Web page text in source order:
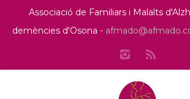
Associació de Familiars i Malalts
demències d'Osona -